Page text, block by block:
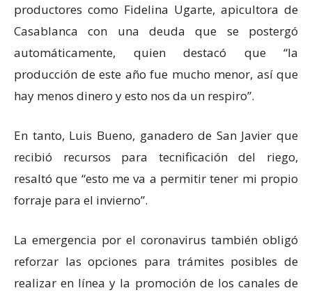
productores como Fidelina Ugarte, apicultora de
Casablanca con una deuda que se postergó
automáticamente, quien destacó que “la
producción de este año fue mucho menor, así que
hay menos dinero y esto nos da un respiro”.
En tanto, Luis Bueno, ganadero de San Javier que
recibió recursos para tecnificación del riego,
resaltó que “esto me va a permitir tener mi propio
forraje para el invierno”.
La emergencia por el coronavirus también obligó
reforzar las opciones para trámites posibles de
realizar en línea y la promoción de los canales de